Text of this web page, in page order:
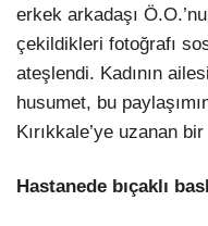
erkek arkadaşı
çekildikleri fotoğrafı
ateşlendi. Kadının
husumet, bu
Kırıkkale’ye uzanan
Hastanede bıçaklı